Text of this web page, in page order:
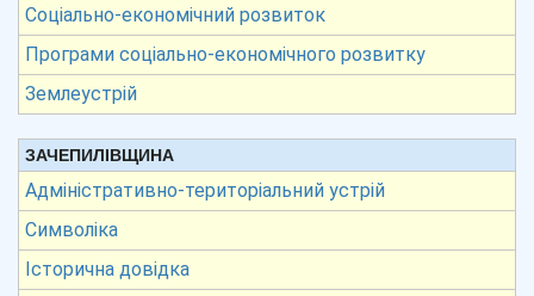
Соціально-економічний розвиток
Програми соціально-економічного розвитку
Землеустрій
ЗАЧЕПИЛІВЩИНА
Адміністративно-територіальний устрій
Символіка
Історична довідка